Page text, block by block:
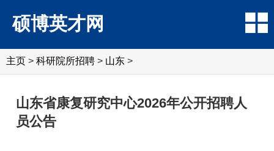
硕博英才网
主页 > 科研院所招聘 > ‌‌山东 >
山东省康复研究中心2026年公开招聘人
员公告